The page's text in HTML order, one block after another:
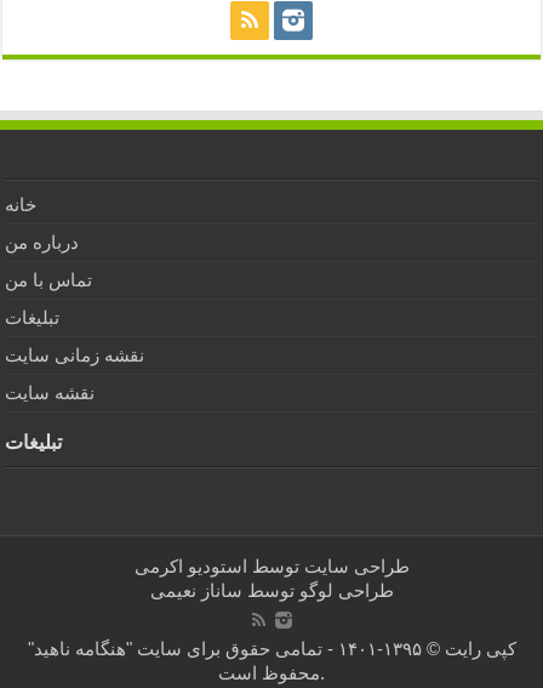
خانه
درباره من
تماس با من
تبلیغات
نقشه زمانی سایت
نقشه سایت
تبلیغات
طراحی سایت توسط استودیو اکرمی
طراحی لوگو توسط ساناز نعیمی
کپی رایت © ۱۳۹۵-۱۴۰۱ - تمامی حقوق برای سایت "هنگامه ناهید"
محفوظ است.